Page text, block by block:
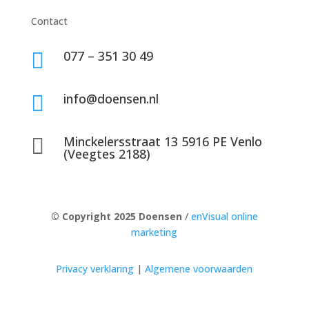
Contact
 077 – 351 30 49
 info@doensen.nl
 Minckelersstraat 13 5916 PE Venlo
(Veegtes 2188)
© Copyright 2025 Doensen / enVisual online
marketing
Privacy verklaring |Algemene voorwaarden